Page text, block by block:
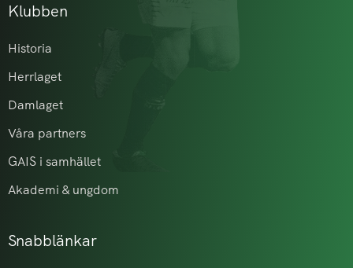
Klubben
Historia
Herrlaget
Damlaget
Våra partners
GAIS i samhället
Akademi & ungdom
Snabblänkar